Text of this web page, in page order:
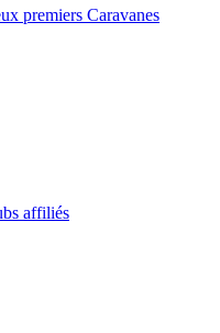
premiers Caravanes
affiliés